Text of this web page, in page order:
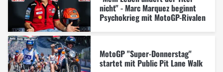
nicht" - Marc Marquez beginnt
Psychokrieg mit MotoGP-Rivalen
MotoGP "Super-Donnerstag"
startet mit Public Pit Lane Walk